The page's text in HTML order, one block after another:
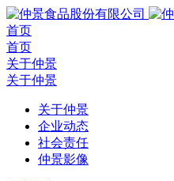
首页
首页
关于仲景
关于仲景
关于仲景
企业动态
社会责任
仲景影像